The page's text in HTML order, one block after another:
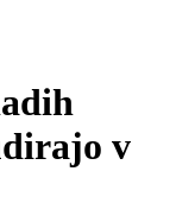
v